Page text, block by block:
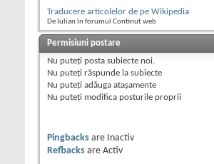
Traducere articolelor de pe Wikipedia
De Iulian în forumul Continut web
Permisiuni postare
Nu puteţi posta subiecte noi.
Nu puteţi răspunde la subiecte
Nu puteţi adăuga ataşamente
Nu puteţi modifica posturile proprii
Pingbacks are
Inactiv
Refbacks are Activ